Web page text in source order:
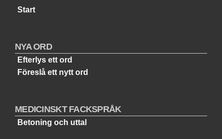
Start
NYA ORD
Efterlys ett ord
Föreslå ett nytt ord
MEDICINSKT FACKSPRÅK
Betoning och uttal